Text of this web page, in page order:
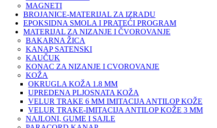
MAGNETI
BROJANICE-MATERIJAL ZA IZRADU
EPOKSIDNA SMOLA I PRATEĆI PROGRAM
MATERIJAL ZA NIZANJE I ČVOROVANJE
BAKARNA ŽICA
KANAP SATENSKI
KAUČUK
KONAC ZA NIZANJE I CVOROVANJE
KOŽA
OKRUGLA KOŽA 1.8 MM
UPREDENA PLJOSNATA KOŽA
VELUR TRAKE 6 MM IMITACIJA ANTILOP KOŽE
VELUR TRAKE-IMITACIJA ANTILOP KOŽE 3 MM
NAJLONI, GUME I SAJLE